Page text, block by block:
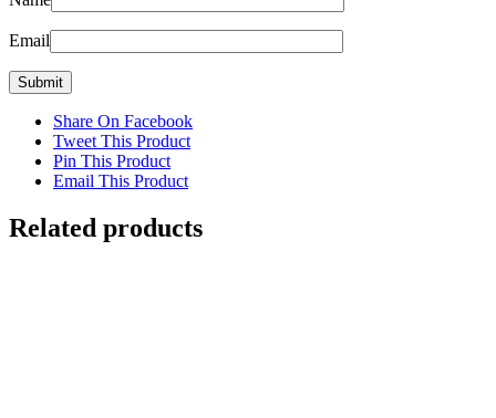
Email
Share On Facebook
Tweet This Product
Pin This Product
Email This Product
Related products